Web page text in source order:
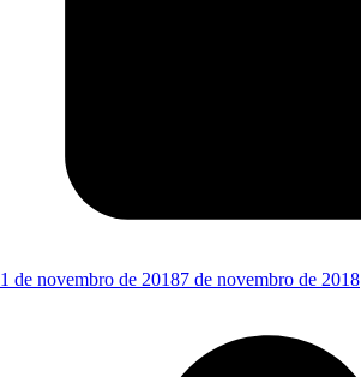
1 de novembro de 20187 de novembro de 2018